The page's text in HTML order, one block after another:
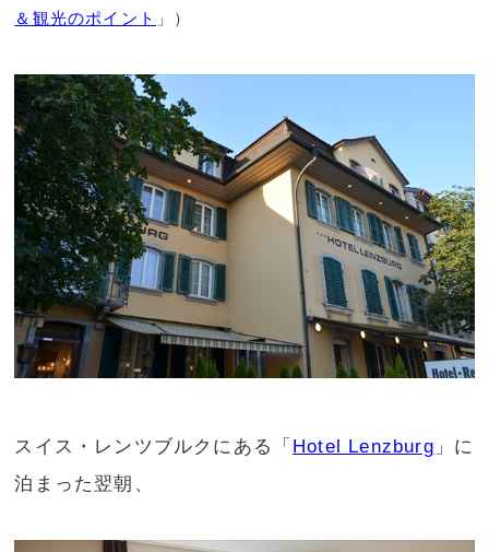
＆観光のポイント 」）
スイス・レンツブルクにある「 Hotel Lenzburg 」に
泊まった翌朝、